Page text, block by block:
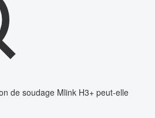
de soudage Mlink H3+ peut-elle